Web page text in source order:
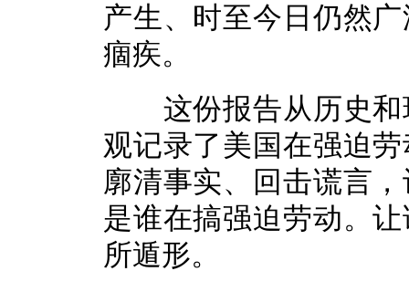
产生、时至今日仍然
痼疾。
这份报告从历史和
观记录了美国在强迫
廓清事实、回击谎言
是谁在搞强迫劳动。
所遁形。